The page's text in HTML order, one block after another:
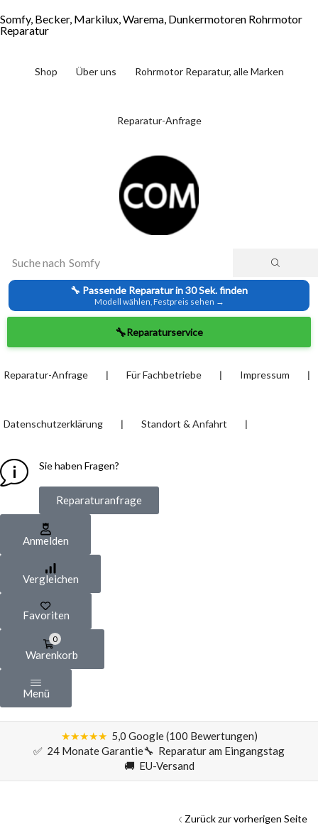
Somfy, Becker, Markilux, Warema, Dunkermotoren Rohrmotor
Reparatur
Shop Über uns Rohrmotor Reparatur, alle Marken
Reparatur-Anfrage
Suche nach Somfy
🔧 Passende Reparatur in 30 Sek. finden
Modell wählen, Festpreis sehen →
🔧Reparaturservice
Reparatur-Anfrage ❘ Für Fachbetriebe ❘ Impressum ❘
Datenschutzerklärung ❘ Standort & Anfahrt ❘
Sie haben Fragen?
Reparaturanfrage
Anmelden
Vergleichen
Favoriten
0
Warenkorb
Menü
★★★★★ 5,0 Google (100 Bewertungen)
✅ 24 Monate Garantie🔧 Reparatur am Eingangstag
🚚 EU-Versand
Zurück zur vorherigen Seite